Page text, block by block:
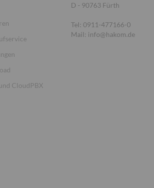
CloudPBX
D - 90763 Fürth
Tel: 0911-477166-0
Mail: info@hakom.de